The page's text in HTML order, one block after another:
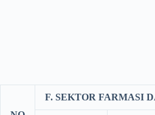
F. SEKTOR FARMASI